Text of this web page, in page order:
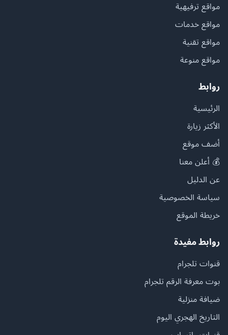
مواقع ترفيهية
مواقع خدمات
مواقع تقنية
مواقع منوعة
روابط
الرئيسية
الأكثر زيارة
أضف موقع
💰 أعلن معنا
عن الدليل
سياسة الخصوصية
خريطة الموقع
روابط مفيدة
قنوات تلجرام
بوت معرفة الرقم تلجرام
ضيافة منزلية
التاريخ الهجري اليوم